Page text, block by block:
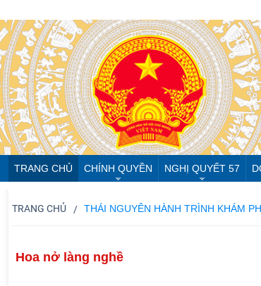
TRANG CHỦ CHÍNH QUYỀN NGHỊ QUYẾT 57
TRANG CHỦ THÁI NGUYÊN HÀNH TRÌNH KHÁM
Hoa nở làng nghề